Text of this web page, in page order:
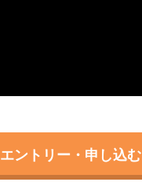
エントリー・申し込む